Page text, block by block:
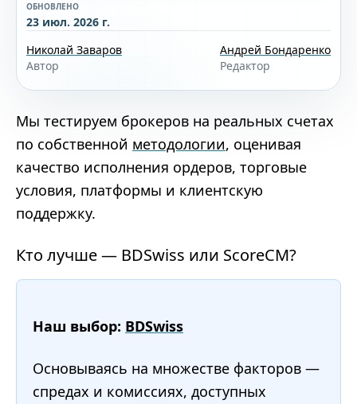
ОБНОВЛЕНО
23 июл. 2026 г.
Николай Заваров
Автор
Андрей Бондаренко
Редактор
Мы тестируем брокеров на реальных счетах
по собственной методологии, оценивая
качество исполнения ордеров, торговые
условия, платформы и клиентскую
поддержку.
Кто лучше — BDSwiss или ScoreCM?
Наш выбор: BDSwiss
Основываясь на множестве факторов —
спредах и комиссиях, доступных